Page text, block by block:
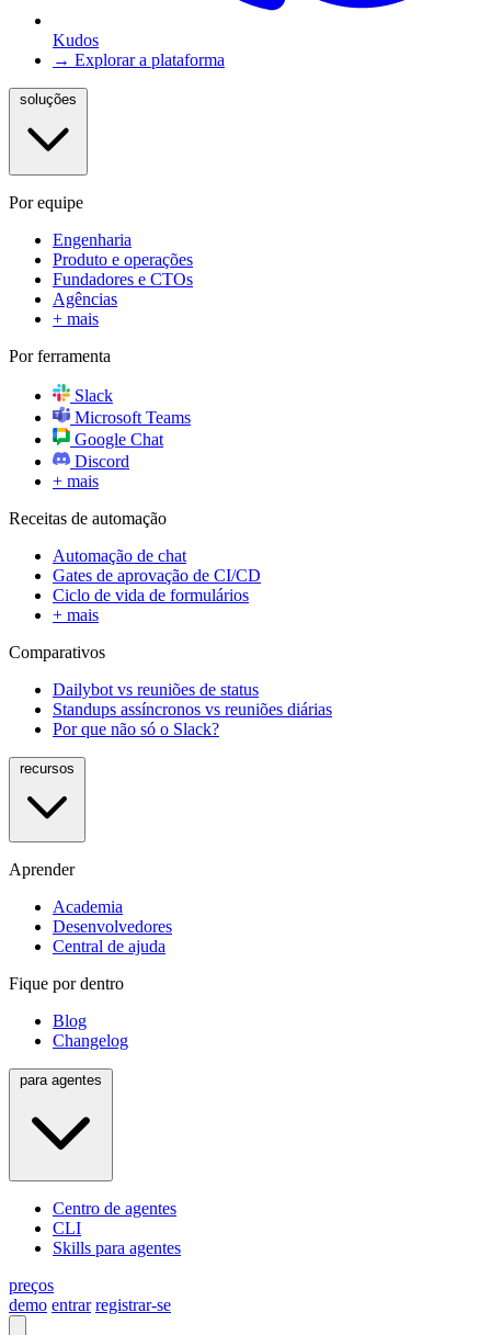
Kudos
→ Explorar a plataforma
Por equipe
Engenharia
Produto e operações
Fundadores e CTOs
Agências
+ mais
Por ferramenta
Slack
Microsoft Teams
Google Chat
Discord
+ mais
Receitas de automação
Automação de chat
Gates de aprovação de CI/CD
Ciclo de vida de formulários
+ mais
Comparativos
Dailybot vs reuniões de status
Standups assíncronos vs reuniões diárias
Por que não só o Slack?
Aprender
Academia
Desenvolvedores
Central de ajuda
Fique por dentro
Blog
Changelog
Centro de agentes
CLI
Skills para agentes
preços
demo entrar registrar-se